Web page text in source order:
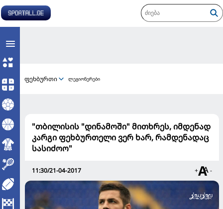
ფეხბურთი ლეგიონერები
"თბილისის "დინამოში" მითხრეს, იმდენად
კარგი ფეხბურთელი ვერ ხარ, რამდენადაც
სასიძოო"
11:30/21-04-2017 + -